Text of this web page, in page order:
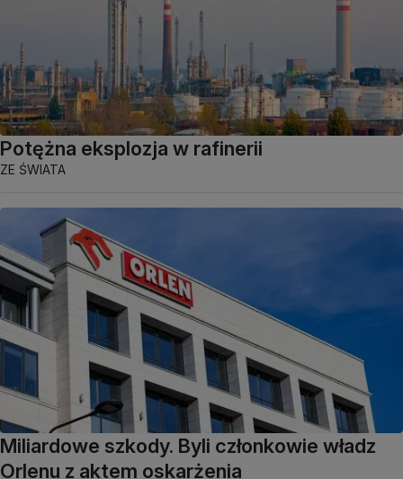
Potężna eksplozja w rafinerii
ZE ŚWIATA
Miliardowe szkody. Byli członkowie władz
Orlenu z aktem oskarżenia